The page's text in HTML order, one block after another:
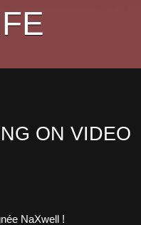
ON VIDEO